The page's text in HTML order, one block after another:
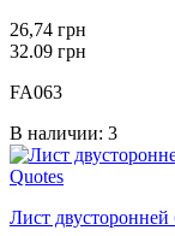
26,74 грн
32.09 грн
FA063
В наличии: 3
Лист